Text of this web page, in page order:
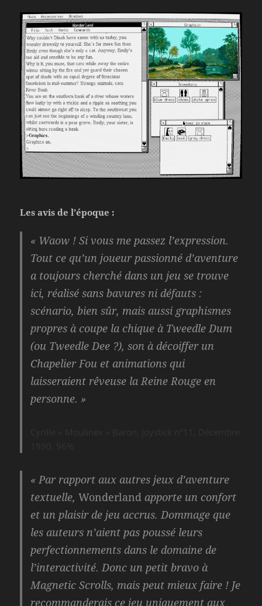
Les avis de l’époque :
« Waow ! Si vous me passez l’expression.
Tout ce qu’un joueur passionné d’aventure
a toujours cherché dans un jeu se trouve
ici, réalisé sans bavures ni défauts :
scénario, bien sûr, mais aussi graphismes
propres à coupe la chique à Tweedle Dum
(ou Tweedle Dee ?), son à décoiffer un
Chapelier Fou et animations qui
laisseraient rêveuse la Reine Rouge en
personne. »
« Par rapport aux autres jeux d’aventure
textuelle,Wonderland apporte un confort
et un plaisir de jeu accrus. Dommage que
les auteurs n’aient pas poussé leurs
perfectionnements dans le domaine de
l’interactivité. Donc un petit bravo à
Magnetic Scrolls, mais peut mieux faire ! Je
recommanderais ce jeu uniquement aux